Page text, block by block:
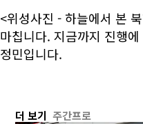
<위성사진 - 하늘에서 본
마칩니다. 지금까지 진행
정민입니다.
더 보기 주간프로